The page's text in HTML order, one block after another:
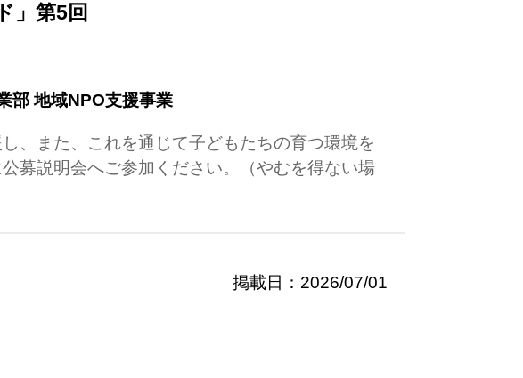
」第5回
部 地域NPO支援事業
、また、これを通じて子どもたちの育つ環境を
募説明会へご参加ください。（やむを得ない場
掲載日：2026/07/01